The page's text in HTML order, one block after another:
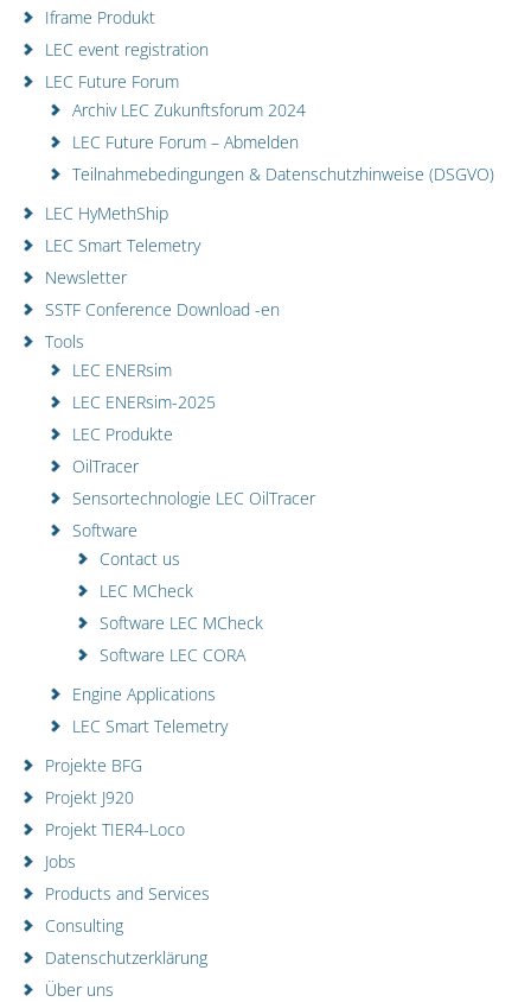
Iframe Produkt
LEC event registration
LEC Future Forum
Archiv LEC Zukunftsforum 2024
LEC Future Forum – Abmelden
Teilnahmebedingungen & Datenschutzhinweise (DSGVO)
LEC HyMethShip
LEC Smart Telemetry
Newsletter
SSTF Conference Download -en
Tools
LEC ENERsim
LEC ENERsim-2025
LEC Produkte
OilTracer
Sensortechnologie LEC OilTracer
Software
Contact us
LEC MCheck
Software LEC MCheck
Software LEC CORA
Engine Applications
LEC Smart Telemetry
Projekte BFG
Projekt J920
Projekt TIER4-Loco
Jobs
Products and Services
Consulting
Datenschutzerklärung
Über uns